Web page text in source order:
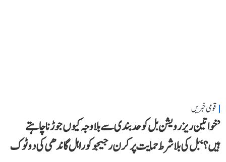
قومی خبریں
’خواتین ریزرویشن بل کو حدبندی سے بلا وجہ کیوں جوڑنا چاہتے
ہیں؟‘ بل کی بلا شرط حمایت پر کرن رجیجو کو راہل گاندھی کی دوٹوک